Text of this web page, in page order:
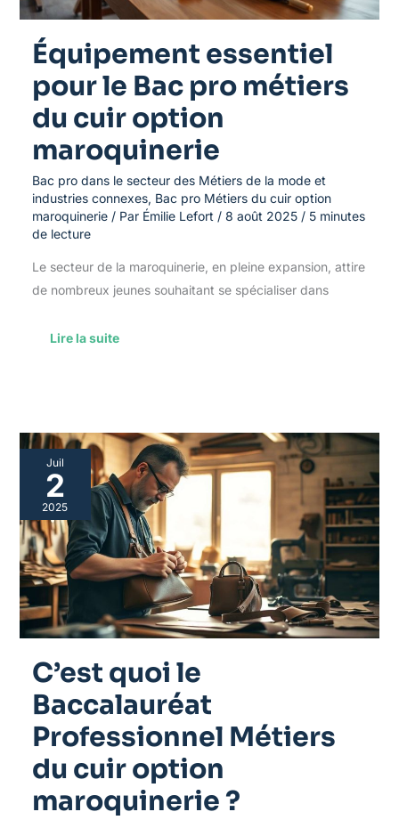
Équipement essentiel
pour le Bac pro métiers
du cuir option
maroquinerie
Bac pro dans le secteur des Métiers de la mode et
industries connexes, Bac pro Métiers du cuir option
maroquinerie/ Par Émilie Lefort / 8 août 2025 / 5 minutes
de lecture
Le secteur de la maroquinerie, en pleine expansion, attire
de nombreux jeunes souhaitant se spécialiser dans
maroquinerie
Lire la suite
Juil
2
2025
C’est quoi le
Baccalauréat
Professionnel Métiers
du cuir option
maroquinerie ?
C’est
quoi
le
Baccalauréat
Professionnel
Métiers
du
cuir
option
maroquinerie
?